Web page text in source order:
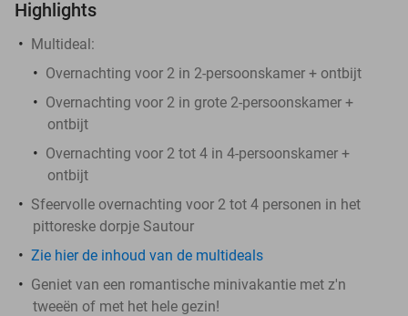
Highlights
Multideal:
Overnachting voor 2 in 2-persoonskamer + ontbijt
Overnachting voor 2 in grote 2-persoonskamer +
ontbijt
Overnachting voor 2 tot 4 in 4-persoonskamer +
ontbijt
Sfeervolle overnachting voor 2 tot 4 personen in het
pittoreske dorpje Sautour
Zie hier de inhoud van de multideals
Geniet van een romantische minivakantie met z'n
tweeën of met het hele gezin!